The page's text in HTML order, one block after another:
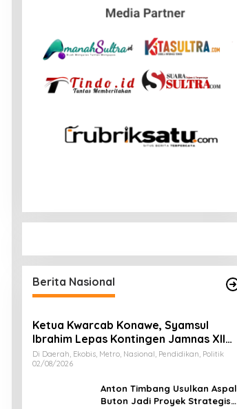
Berita Nasional
Ketua Kwarcab Konawe, Syamsul
Ibrahim Lepas Kontingen Jamnas XII
2026
Di Daerah, Ekobis, Metro, Nasional, Pendidikan, Politik
02/08/2026
Anton Timbang Usulkan Aspal
Buton Jadi Proyek Strategis